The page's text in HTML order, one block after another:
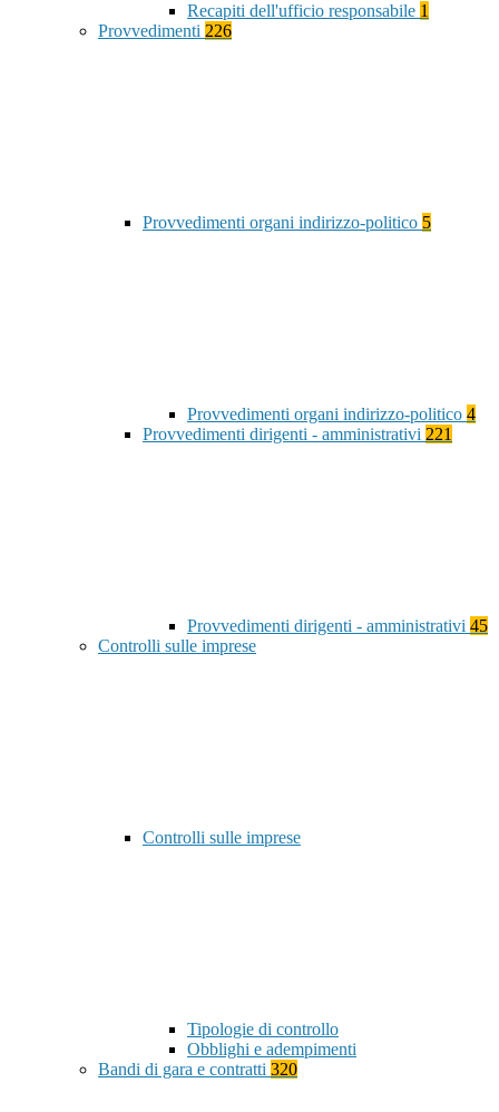
Recapiti dell'ufficio responsabile 1
Provvedimenti 226
Provvedimenti organi indirizzo-politico 5
Provvedimenti organi indirizzo-politico 4
Provvedimenti dirigenti - amministrativi 221
Provvedimenti dirigenti - amministrativi 45
Controlli sulle imprese
Controlli sulle imprese
Tipologie di controllo
Obblighi e adempimenti
Bandi di gara e contratti 320